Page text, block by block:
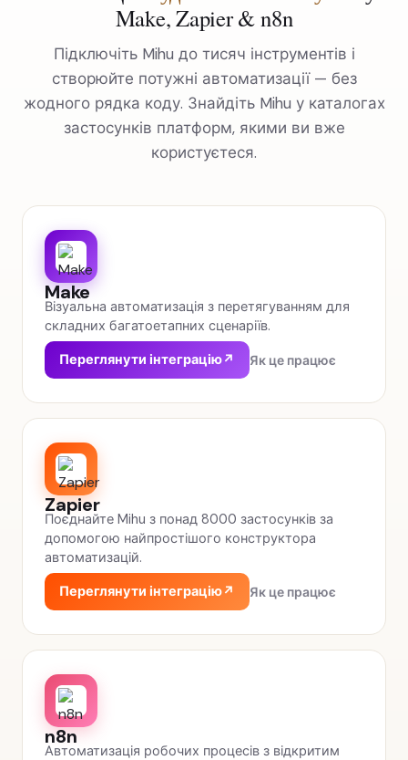
Make, Zapier & n8n
Підключіть Mihu до тисяч інструментів і
створюйте потужні автоматизації — без
жодного рядка коду. Знайдіть Mihu у каталогах
застосунків платформ, якими ви вже
користуєтеся.
Make
Візуальна автоматизація з перетягуванням для
складних багатоетапних сценаріїв.
Переглянути інтеграцію↗ Як це працює
Zapier
Поєднайте Mihu з понад 8000 застосунків за
допомогою найпростішого конструктора
автоматизацій.
Переглянути інтеграцію↗ Як це працює
n8n
Автоматизація робочих процесів з відкритим